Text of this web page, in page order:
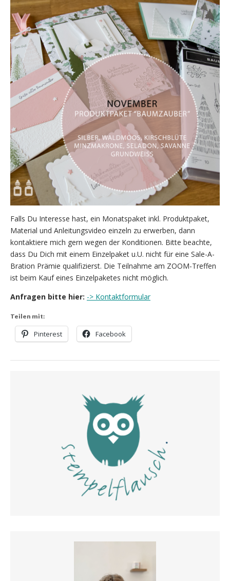
Falls Du Interesse hast, ein Monatspaket inkl. Produktpaket,
Material und Anleitungsvideo einzeln zu erwerben, dann
kontaktiere mich gern wegen der Konditionen. Bitte beachte,
dass Du Dich mit einem Einzelpaket u.U. nicht für eine Sale-A-
Bration Prämie qualifizierst. Die Teilnahme am ZOOM-Treffen
ist beim Kauf eines Einzelpaketes nicht möglich.
Anfragen bitte hier: -> Kontaktformular
Teilen mit:
Pinterest Facebook